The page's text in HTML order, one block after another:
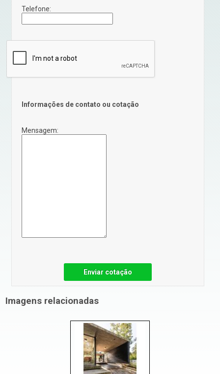
Telefone:
Informações de contato ou cotação
Mensagem:
Enviar cotação
Imagens relacionadas